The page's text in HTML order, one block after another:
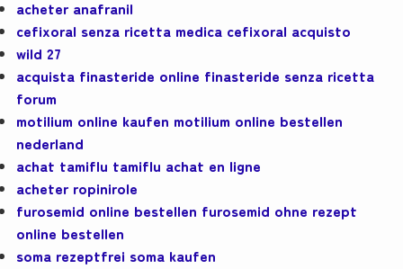
acheter anafranil
cefixoral senza ricetta medica cefixoral acquisto
wild 27
acquista finasteride online finasteride senza ricetta
forum
motilium online kaufen motilium online bestellen
nederland
achat tamiflu tamiflu achat en ligne
acheter ropinirole
furosemid online bestellen furosemid ohne rezept
online bestellen
soma rezeptfrei soma kaufen